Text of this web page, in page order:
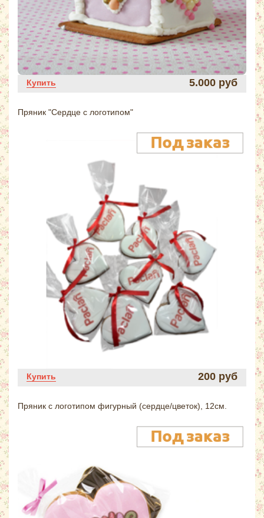
Купить 5.000 руб
Пряник "Сердце с логотипом"
Купить 200 руб
Пряник с логотипом фигурный (сердце/цветок), 12см.